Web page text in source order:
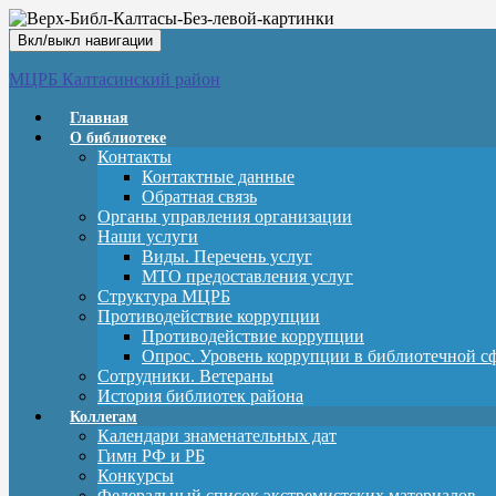
Вкл/выкл навигации
МЦРБ Калтасинский район
Главная
О библиотеке
Контакты
Контактные данные
Обратная связь
Органы управления организации
Наши услуги
Виды. Перечень услуг
МТО предоставления услуг
Структура МЦРБ
Противодействие коррупции
Противодействие коррупции
Опрос. Уровень коррупции в библиотечной
Сотрудники. Ветераны
История библиотек района
Коллегам
Календари знаменательных дат
Гимн РФ и РБ
Конкурсы